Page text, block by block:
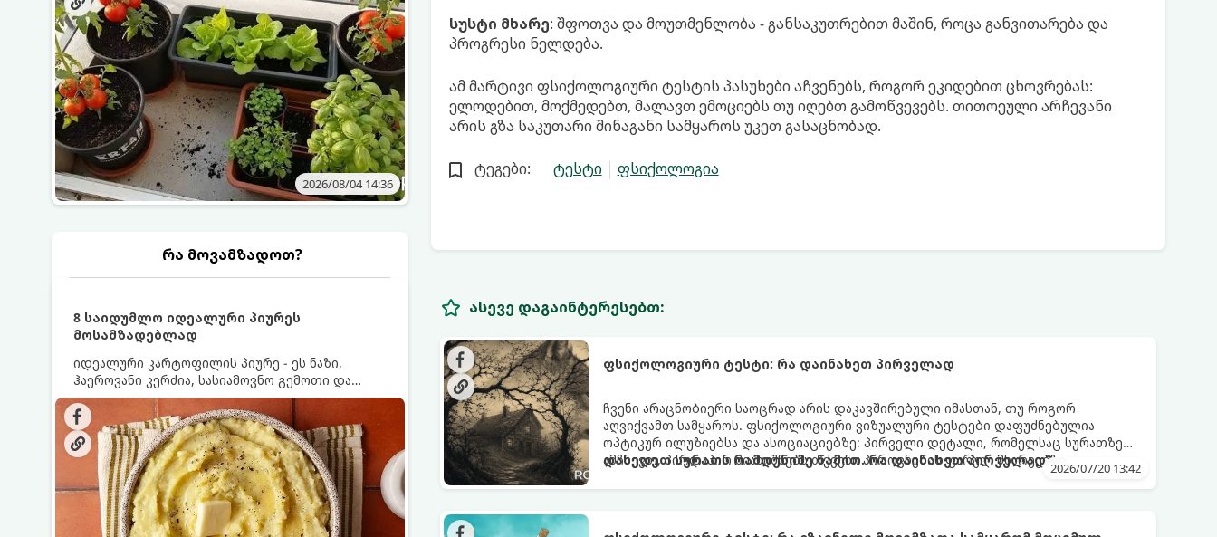
2026/08/04 14:36
რა მოვამზადოთ?
8 საიდუმლო იდეალური პიურეს
მოსამზადებლად
იდეალური კარტოფილის პიურე - ეს ნაზი,
ჰაეროვანი კერძია, სასიამოვნო გემოთი და
ნაღების-მოყვითალო ფერით. მისი მომზადება
ძალიან მარტივია, მაგრამ არსებობს რამდენიმე
საიდუმლო, რომლებიც უნდა იცოდეთ, რომ
პიურე იდეალურად გემრიელი გამოვიდეს.
სუსტი მხარე: შფოთვა და მოუთმენლობა - განსაკუთრებით მაშინ, როცა განვითარება და
პროგრესი ნელდება.
ამ მარტივი ფსიქოლოგიური ტესტის პასუხები აჩვენებს, როგორ ეკიდებით ცხოვრებას:
ელოდებით, მოქმედებთ, მალავთ ემოციებს თუ იღებთ გამოწვევებს. თითოეული არჩევანი
არის გზა საკუთარი შინაგანი სამყაროს უკეთ გასაცნობად.
ტეგები: ტესტი ფსიქოლოგია
ასევე დაგაინტერესებთ:
ფსიქოლოგიური ტესტი: რა დაინახეთ პირველად
ჩვენი არაცნობიერი საოცრად არის დაკავშირებული იმასთან, თუ როგორ
აღვიქვამთ სამყაროს. ფსიქოლოგიური ვიზუალური ტესტები დაფუძნებულია
ოპტიკურ ილუზიებსა და ასოციაციებზე: პირველი დეტალი, რომელსაც სურათზე
ამჩნევთ, პირდაპირ მიანიშნებს თქვენი პიროვნების ფარულ მხარეებზე,
დახედეთ სურათს რამდენიმე წამით. რა დაინახეთ პირველად?2026/07/20 13:42